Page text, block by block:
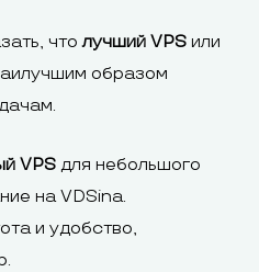
чтолучший VPS или
образом
VPS для небольшого
на VDSina.
и удобство,